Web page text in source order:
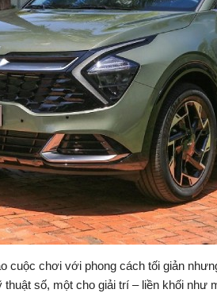
cuộc chơi với phong cách tối giản
thuật số, một cho giải trí – liền khối như